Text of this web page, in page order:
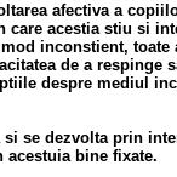
afectiva a
acestia stiu si
inconstient, toate
de a respinge
despre mediul
si se dezvolta prin
bine fixate.